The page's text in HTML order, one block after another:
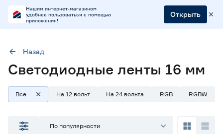
Нашим интернет-магазином
удобнее пользоваться с помощью
приложения!
Открыть
Ширина (мм)16
Наличие в магазинах
Назад
Светодиодные ленты 16 мм
Все На 12 вольт На 24 вольта RGB RGBW
По популярности